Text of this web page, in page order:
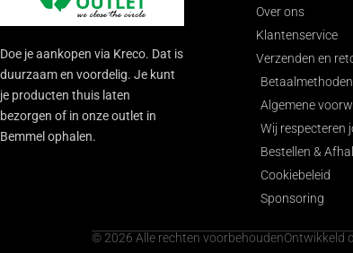
Doe je aankopen via Kreco. Dat is
duurzaam en voordelig. Je kunt
je producten thuis laten
bezorgen of in onze outlet in
Bemmel ophalen.
Over ons
Klantenservice
Verzenden en
Betaalmethoden
Algemene
Wij respecteren
Bestellen &
Cookiebeleid
Sponsoring
© 2026 Alle rechten voorbehoudenOntwikkeld